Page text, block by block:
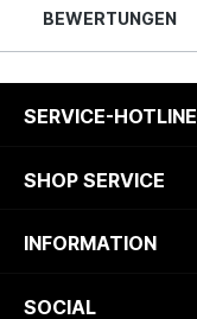
BEWERTUNGEN
SERVICE-HOTLINE
SHOP SERVICE
INFORMATION
SOCIAL